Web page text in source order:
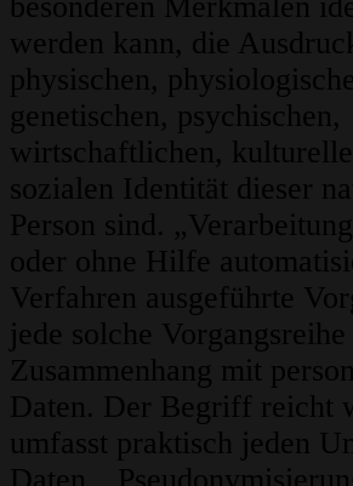
werden kann, die
physischen,
genetischen, psychischen,
wirtschaftlichen,
sozialen Identität dieser
Person sind.
oder ohne Hilfe
Verfahren ausgeführte
jede solche
Zusammenhang mit
Daten. Der Begriff reicht
umfasst praktisch jeden